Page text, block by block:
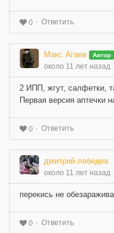
0 Ответить
Макс Агаев Автор
около 11 лет назад
2 ИПП, жгут, салфетки,
Первая версия аптечки
0 Ответить
дмитрий лебедев
около 11 лет назад
перекись не
0 Ответить